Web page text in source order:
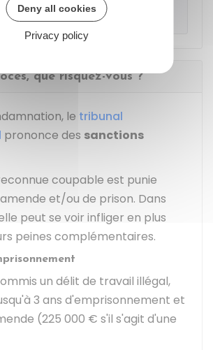
que risquez-vous ?
le tribunal
prononce des sanctions
coupable est punie
et/ou de prison. Dans
peut se voir infliger en plus
peines complémentaires.
un délit de travail illégal,
3 ans d'emprisonnement et
(225 000 € s'il s'agit d'une
Deny all cookies
Privacy policy